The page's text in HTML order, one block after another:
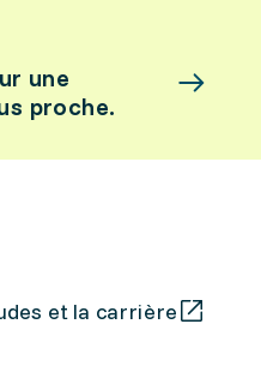
une
proche.
et la carrière